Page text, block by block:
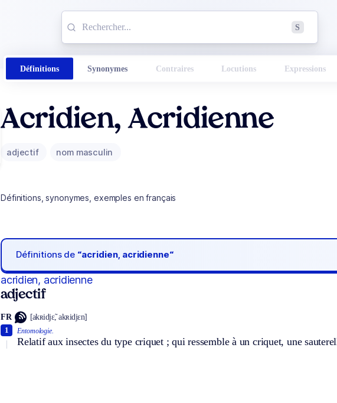
S
Définitions Synonymes Contraires Locutions Expressions
Acridien, Acridienne
adjectif nom masculin
Définitions, synonymes, exemples en français
Définitions de “acridien, acridienne“
acridien, acridienne
adjectif
FR [akʀidjɛ̃, akʀidjɛn]
Entomologie.
Relatif aux insectes du type criquet ; qui ressemble à un criquet, une
1